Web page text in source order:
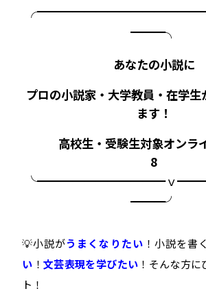
━━━╮
あなたの小説に
プロの小説家・大学教員・在学生
ます！
高校生・受験生対象オンラ
8
╰━━━━━━━━━━━ｖ
━━━╯
💡小説がうまくなりたい ！小説を書く
い ！文芸表現を学びたい ！そんな方
ト！